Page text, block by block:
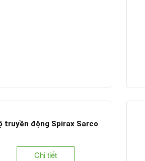
truyền động Spirax Sarco
Chi tiết